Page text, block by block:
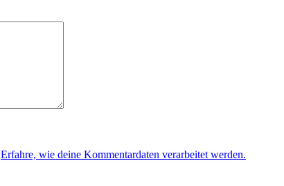
Erfahre, wie deine Kommentardaten verarbeitet werden.